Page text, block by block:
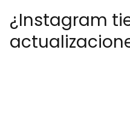
¿Instagram